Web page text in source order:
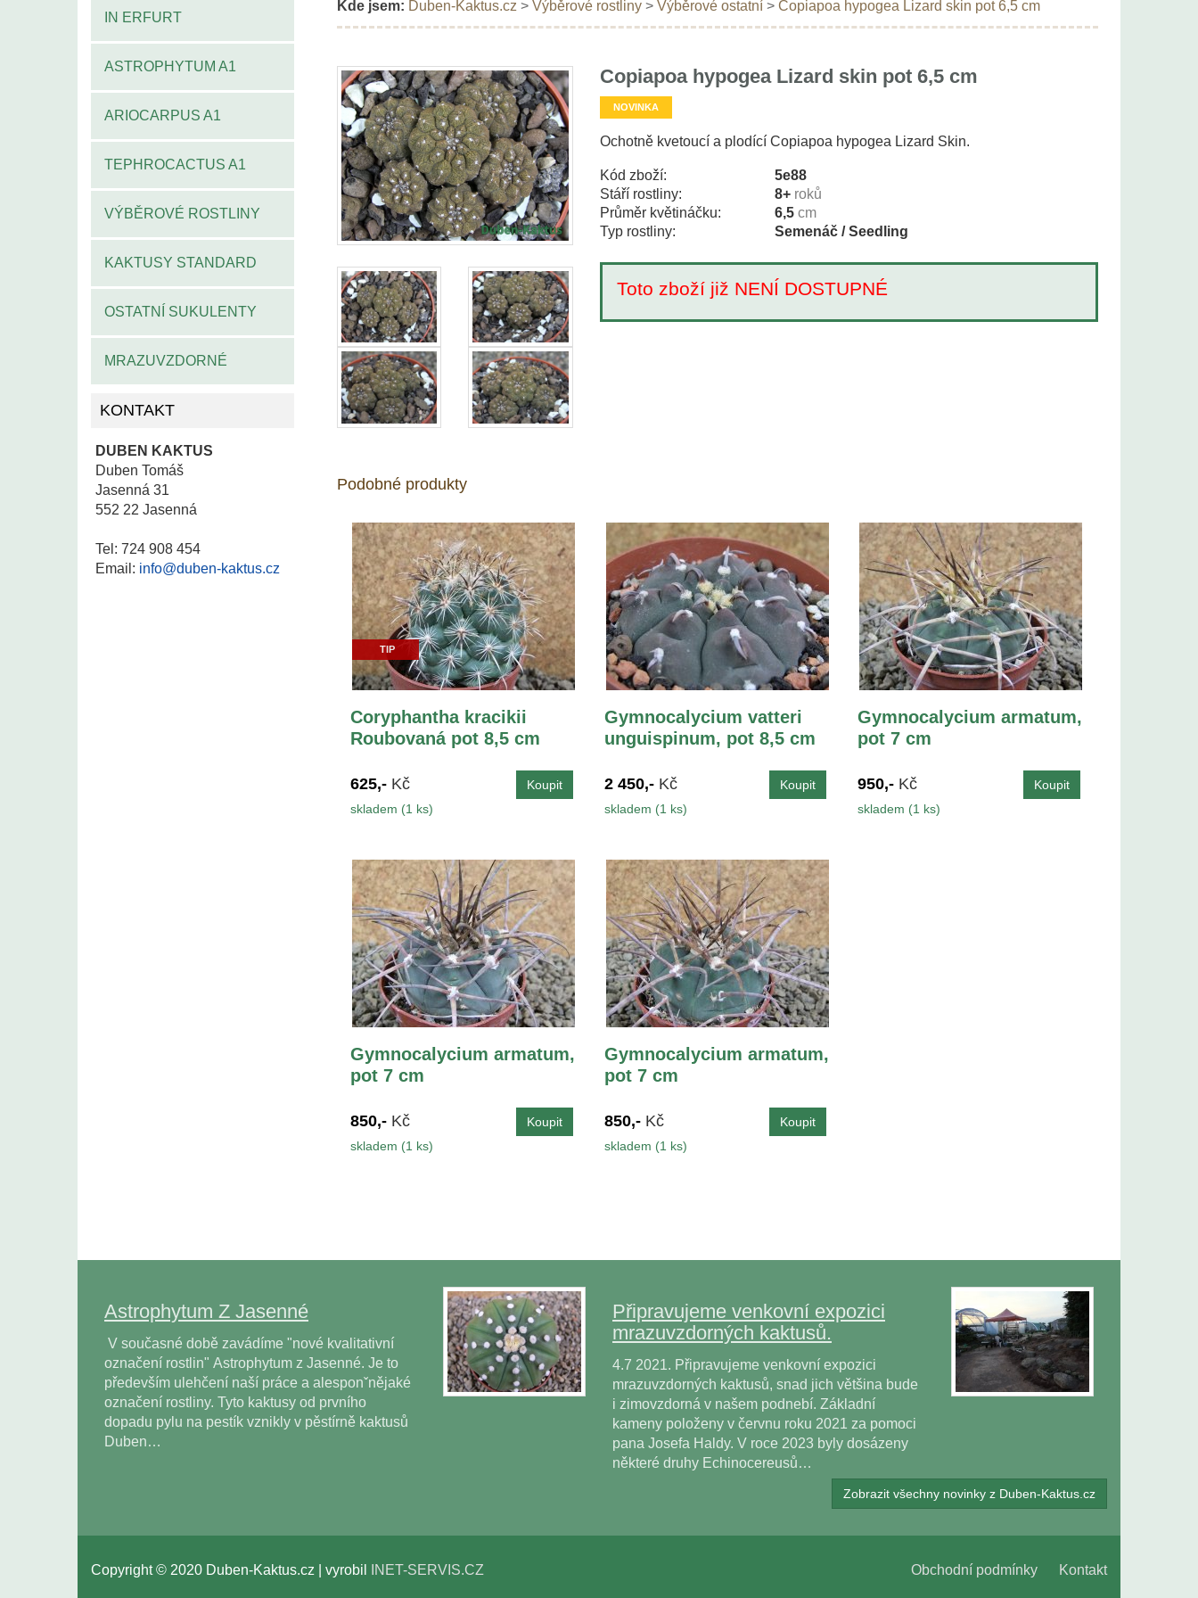
IN ERFURT
ASTROPHYTUM A1
ARIOCARPUS A1
TEPHROCACTUS A1
VÝBĚROVÉ ROSTLINY
KAKTUSY STANDARD
OSTATNÍ SUKULENTY
MRAZUVZDORNÉ
KONTAKT
DUBEN KAKTUS
Duben Tomáš
Jasenná 31
552 22 Jasenná
Tel: 724 908 454
Email: info@duben-kaktus.cz
Kde jsem: Duben-Kaktus.cz > Výběrové rostliny> Výběrové ostatní> Copiapoa hypogea Lizard skin pot 6,5 cm
Copiapoa hypogea Lizard skin pot 6,5 cm
NOVINKA
Ochotně kvetoucí a plodící Copiapoa hypogea Lizard Skin.
Kód zboží:
5e88
Stáří rostliny:
8+ roků
Průměr květináčku:
6,5 cm
Typ rostliny:
Semenáč / Seedling
Toto zboží již NENÍ DOSTUPNÉ
Podobné produkty
TIP
Coryphantha kracikii
Roubovaná pot 8,5 cm
625,- Kč
skladem (1 ks)
Gymnocalycium vatteri
unguispinum, pot 8,5 cm
2 450,- Kč
skladem (1 ks)
Gymnocalycium armatum,
pot 7 cm
950,- Kč
skladem (1 ks)
Gymnocalycium armatum,
pot 7 cm
850,- Kč
skladem (1 ks)
Gymnocalycium armatum,
pot 7 cm
850,- Kč
skladem (1 ks)
Astrophytum Z Jasenné
V současné době zavádíme "nové kvalitativní
označení rostlin" Astrophytum z Jasenné. Je to
především ulehčení naší práce a alesponˇnějaké
označení rostliny. Tyto kaktusy od prvního
dopadu pylu na pestík vznikly v pěstírně kaktusů
Duben…
Připravujeme venkovní expozici
mrazuvzdorných kaktusů.
4.7 2021. Připravujeme venkovní expozici
mrazuvzdorných kaktusů, snad jich většina bude
i zimovzdorná v našem podnebí. Základní
kameny položeny v červnu roku 2021 za pomoci
pana Josefa Haldy. V roce 2023 byly dosázeny
některé druhy Echinocereusů…
Zobrazit všechny novinky z Duben-Kaktus.cz
Obchodní podmínky Kontakt
Copyright © 2020 Duben-Kaktus.cz | vyrobil INET-SERVIS.CZ